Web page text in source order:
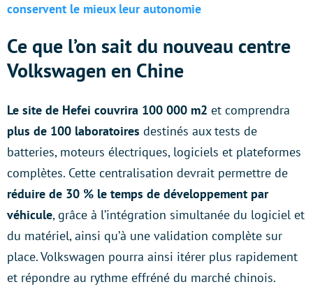
conservent le mieux leur autonomie
Ce que l’on sait du nouveau centre
Volkswagen en Chine
Le site de Hefei couvrira 100 000 m2 et comprendra
plus de 100 laboratoires destinés aux tests de
batteries, moteurs électriques, logiciels et plateformes
complètes. Cette centralisation devrait permettre de
réduire de 30 % le temps de développement par
véhicule, grâce à l’intégration simultanée du logiciel et
du matériel, ainsi qu’à une validation complète sur
place. Volkswagen pourra ainsi itérer plus rapidement
et répondre au rythme effréné du marché chinois.